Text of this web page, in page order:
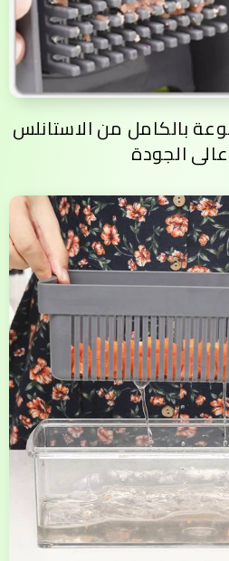
بالكامل من الاستانلس
الجودة